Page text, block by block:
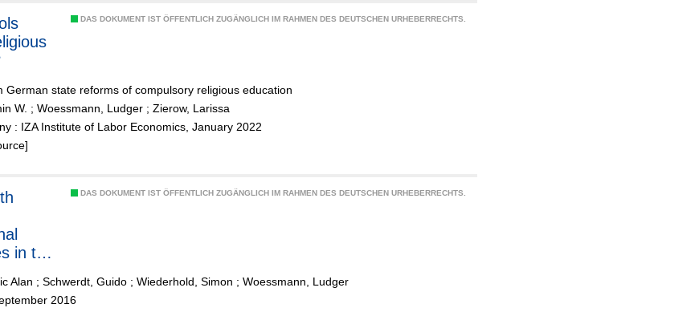
DAS DOKUMENT IST ÖFFENTLICH ZUGÄNGLICH IM RAHMEN DES DEUTSCHEN URHEBERRECHTS.
German state reforms of compulsory religious education
W. ; Woessmann, Ludger ; Zierow, Larissa
: IZA Institute of Labor Economics, January 2022
DAS DOKUMENT IST ÖFFENTLICH ZUGÄNGLICH IM RAHMEN DES DEUTSCHEN URHEBERRECHTS.
in the
Alan ; Schwerdt, Guido ; Wiederhold, Simon ; Woessmann, Ludger
2016